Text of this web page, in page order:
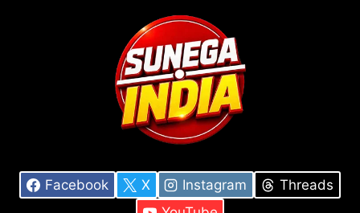
Facebook X Instagram
Threads